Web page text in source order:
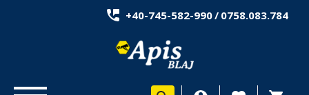
+40-745-582-990/ 0758.083.784